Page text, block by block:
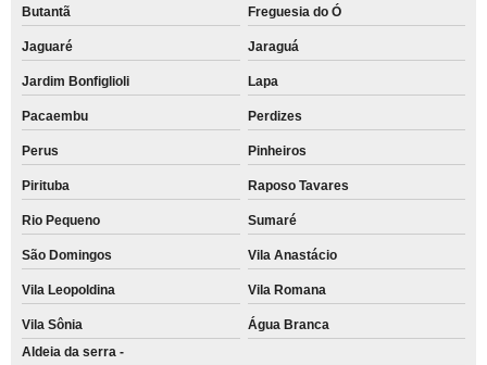
Butantã Freguesia do Ó
Jaguaré Jaraguá
Jardim Bonfiglioli Lapa
Pacaembu Perdizes
Perus Pinheiros
Pirituba Raposo Tavares
Rio Pequeno Sumaré
São Domingos Vila Anastácio
Vila Leopoldina Vila Romana
Vila Sônia
Água Branca
Aldeia da serra -